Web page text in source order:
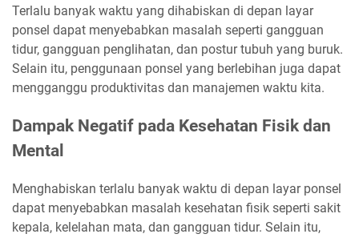
Terlalu banyak waktu yang dihabiskan di depan layar
ponsel dapat menyebabkan masalah seperti gangguan
tidur, gangguan penglihatan, dan postur tubuh yang buruk.
Selain itu, penggunaan ponsel yang berlebihan juga dapat
mengganggu produktivitas dan manajemen waktu kita.
Dampak Negatif pada Kesehatan Fisik dan
Mental
Menghabiskan terlalu banyak waktu di depan layar ponsel
dapat menyebabkan masalah kesehatan fisik seperti sakit
kepala, kelelahan mata, dan gangguan tidur. Selain itu,